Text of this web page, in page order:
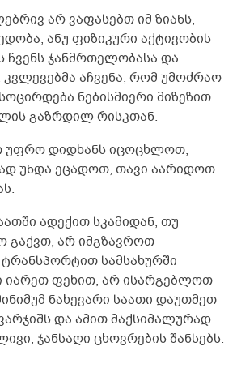
საკმაოდ ადვილად და
მხედველობაც 100
სმენაც. 26 წლის ასაკში,
შაქრის ანალიზი
5,5 მქონდა, როგორც
არ ვეკარები და
სიგარეტს, არ
არ გავკარებივარ
უკვე 11 წელზე მეტია,
ცოტა. ყავასაც არ
არ ვსვამ არანაირ
არც ლიმონათებს,
და ა.შ. ვცხოვრობ
წესით. წყალზე
2 ლიტრა მაინც დავლიო.
მაინც ფეხით
კილომეტრიც, ცოტა
სასიარულო, ამ
დავდივარ.
არ ვუჩივი, საკმაოდ მძიმე
შემიძლია, ჩემზე გაცილებით
მიჯობნია,
არ ვაფასებთ იმ ზიანს,
ანუ ფიზიკური აქტივობის
ჩვენს ჯანმრთელობასა და
აჩვენა, რომ უმოძრაო
ნებისმიერი მიზეზით
გაზრდილ რისკთან.
უფრო დიდხანს იცოცხლოთ,
უნდა ეცადოთ, თავი აარიდოთ
ადექით სკამიდან, თუ
გაქვთ, არ იმგზავროთ
სამსახურში
იარეთ ფეხით, არ ისარგებლოთ
ნახევარი საათი დაუთმეთ
და ამით მაქსიმალურად
ჯანსაღი ცხოვრების შანსებს.